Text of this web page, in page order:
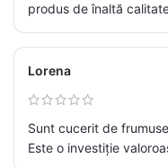
produs de înaltă
Lorena
Sunt cucerit de
Este o investiție